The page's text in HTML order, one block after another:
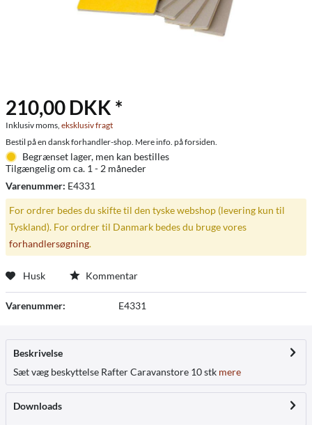
210,00 DKK *
Inklusiv moms, eksklusiv fragt
Bestil på en dansk forhandler-shop. Mere info. på forsiden.
Begrænset lager, men kan bestilles
Tilgængelig om ca. 1 - 2 måneder
Varenummer: E4331
For ordrer bedes du skifte til den tyske webshop (levering kun til
Tyskland). For ordrer til Danmark bedes du bruge vores
forhandlersøgning.
Husk Kommentar
Varenummer: E4331
Beskrivelse
Sæt væg beskyttelse Rafter Caravanstore 10 stk mere
Downloads